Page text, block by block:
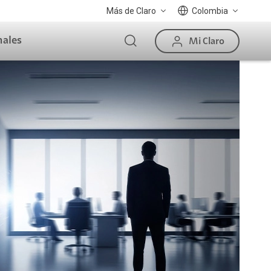
Más de Claro Colombia
Mi Claro